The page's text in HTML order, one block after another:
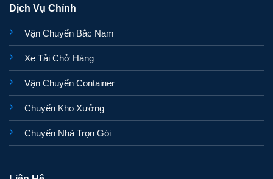
Dịch Vụ Chính
Vận Chuyển Bắc Nam
Xe Tải Chở Hàng
Vận Chuyển Container
Chuyển Kho Xưởng
Chuyển Nhà Trọn Gói